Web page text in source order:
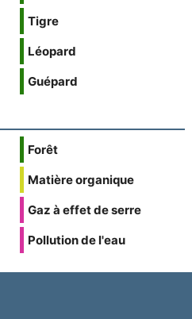
Tigre
Léopard
Guépard
Forêt
Matière organique
Gaz à effet de serre
Pollution de l'eau